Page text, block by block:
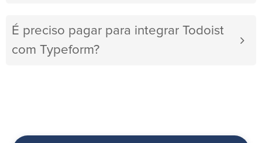
É preciso pagar para integrar Todoist
com Typeform?